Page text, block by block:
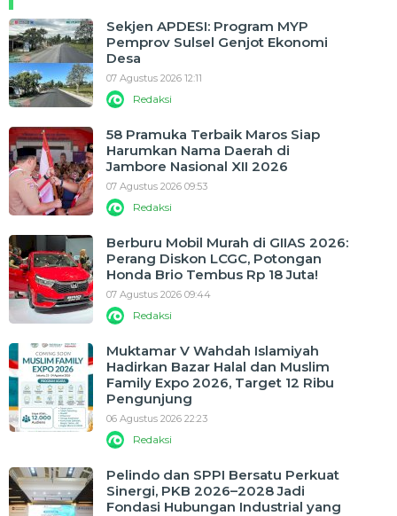
Sekjen APDESI: Program MYP
Pemprov Sulsel Genjot Ekonomi
Desa
07 Agustus 2026 12:11
Redaksi
58 Pramuka Terbaik Maros Siap
Harumkan Nama Daerah di
Jambore Nasional XII 2026
07 Agustus 2026 09:53
Redaksi
Berburu Mobil Murah di GIIAS 2026:
Perang Diskon LCGC, Potongan
Honda Brio Tembus Rp 18 Juta!
07 Agustus 2026 09:44
Redaksi
Muktamar V Wahdah Islamiyah
Hadirkan Bazar Halal dan Muslim
Family Expo 2026, Target 12 Ribu
Pengunjung
06 Agustus 2026 22:23
Redaksi
Pelindo dan SPPI Bersatu Perkuat
Sinergi, PKB 2026–2028 Jadi
Fondasi Hubungan Industrial yang